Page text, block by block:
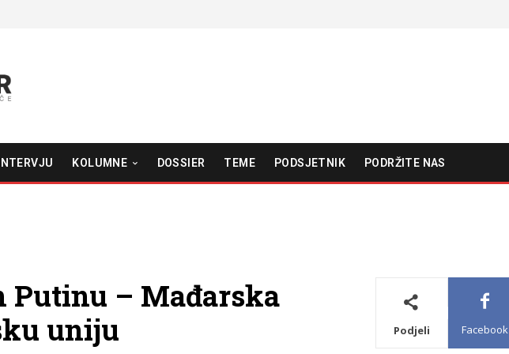
INTERVJU KOLUMNE DOSSIER TEME PODSJETNIK PODRŽITE NAS
Putinu – Mađarska
uniju
Podjeli Facebook